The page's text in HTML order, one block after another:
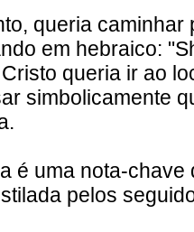
queria caminhar
em hebraico:
queria ir ao
simbolicamente
é uma nota-chave
pelos